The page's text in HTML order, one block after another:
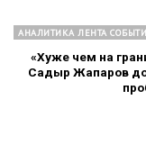
АНАЛИТИКА ЛЕНТА
«Хуже чем на
Садыр Жапаров